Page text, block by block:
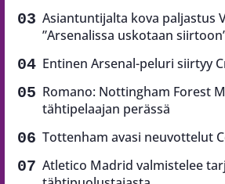
Asiantuntijalta kova paljastus
”Arsenalissa uskotaan
Entinen Arsenal-peluri siirtyy
Romano: Nottingham Forest
tähtipelaajan perässä
Tottenham avasi neuvottelut
Atletico Madrid valmistelee